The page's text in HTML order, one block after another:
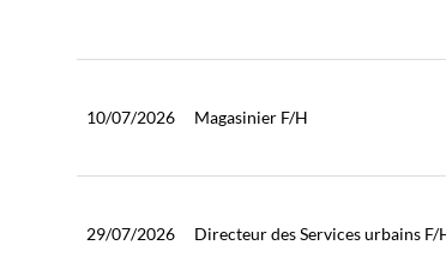
10/07/2026 Magasinier F/H
29/07/2026 Directeur des Services urbains F/